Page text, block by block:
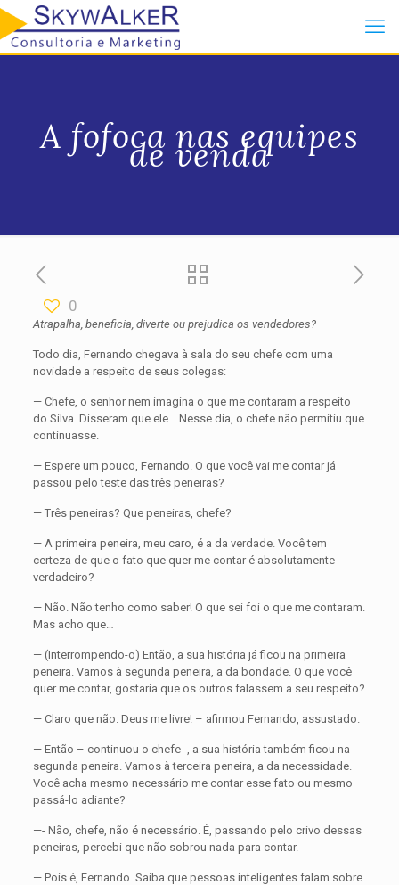
A fofoca nas equipes
de venda
0
Atrapalha, beneficia, diverte ou prejudica os vendedores?
Todo dia, Fernando chegava à sala do seu chefe com uma
novidade a respeito de seus colegas:
— Chefe, o senhor nem imagina o que me contaram a respeito
do Silva. Disseram que ele… Nesse dia, o chefe não permitiu que
continuasse.
— Espere um pouco, Fernando. O que você vai me contar já
passou pelo teste das três peneiras?
— Três peneiras? Que peneiras, chefe?
— A primeira peneira, meu caro, é a da verdade. Você tem
certeza de que o fato que quer me contar é absolutamente
verdadeiro?
— Não. Não tenho como saber! O que sei foi o que me contaram.
Mas acho que…
— (Interrompendo-o) Então, a sua história já ficou na primeira
peneira. Vamos à segunda peneira, a da bondade. O que você
quer me contar, gostaria que os outros falassem a seu respeito?
— Claro que não. Deus me livre! – afirmou Fer­nando, assustado.
— Então – continuou o chefe -, a sua história também ficou na
segunda peneira. Vamos à terceira peneira, a da necessidade.
Você acha mesmo necessá­rio me contar esse fato ou mesmo
passá-lo adiante?
—- Não, chefe, não é necessário. É, passando pelo crivo dessas
peneiras, percebi que não sobrou nada para contar.
— Pois é, Fernando. Saiba que pessoas inteli­gentes falam sobre